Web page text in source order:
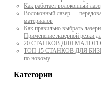
Как работает волоконный
Волоконный лазер —
материалов
Как правильно выбрать
Применение лазерной резки
20 СТАНКОВ ДЛЯ
ТОП 15 СТАНКОВ ДЛЯ
по новому
Категории